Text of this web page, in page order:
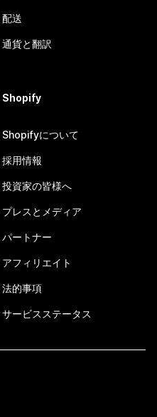
配送
通貨と翻訳
Shopify
Shopifyについて
採用情報
投資家の皆様へ
プレスとメディア
パートナー
アフィリエイト
法的事項
サービスステータス